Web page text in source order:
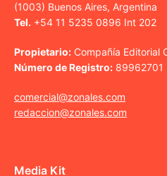
(1003) Buenos Aires, Argentina
Tel. +54 11 5235 0896 Int 202
Propietario: Compañía Editorial
Número de Registro: 89962701
comercial@zonales.com
redaccion@zonales.com
Media Kit